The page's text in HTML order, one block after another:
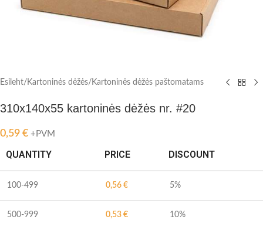
Esileht/ Kartoninės dėžės/ Kartoninės dėžės paštomatams
310x140x55 kartoninės dėžės nr. #20
0,59 € +PVM
QUANTITY PRICE DISCOUNT
100-499 0,56 € 5%
500-999 0,53 € 10%